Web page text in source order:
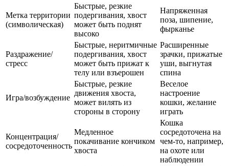
Метка территории
(символическая)
Быстрые, резкие
подергивания, хвост
может быть поднят
высоко
Напряженная
поза, шипение,
фырканье
Раздражение/
стресс
Быстрые, неритмичные
подергивания, хвост
может быть прижат к
телу или взъерошен
Расширенные
зрачки, прижатые
уши, выгнутая
спина
Игра/возбуждение
Быстрые, резкие
движения хвоста,
может вилять из
стороны в сторону
Веселое
настроение
кошки, желание
играть
Концентрация/
сосредоточенность
Медленное
покачивание кончиком
хвоста
Кошка
сосредоточена на
чем-то, например,
на охоте или
наблюдении